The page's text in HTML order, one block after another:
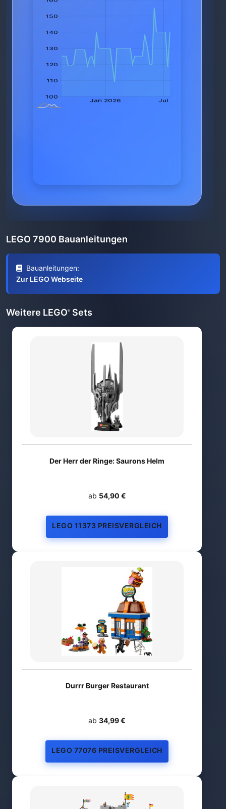
LEGO 7900 Bauanleitungen
Bauanleitungen:
Zur LEGO Webseite
Weitere LEGO® Sets
Der Herr der Ringe: Saurons Helm
ab 54,90 €
LEGO 11373 PREISVERGLEICH
Durrr Burger Restaurant
ab 34,99 €
LEGO 77076 PREISVERGLEICH